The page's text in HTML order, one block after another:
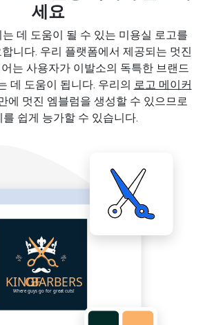
세요
데 도움이 될 수 있는 미용실 로고를
니다. 우리 플랫폼에서 제공되는 멋진
는 사용자가 이발소의 독특한 브랜드
데 도움이 됩니다. 우리의 로고 메이커
에 멋진 엠블럼을 생성할 수 있으므로
를 쉽게 능가할 수 있습니다.